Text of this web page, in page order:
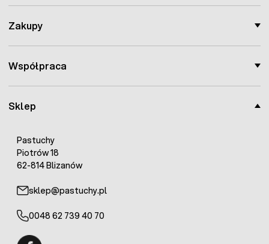
Sklep
Pastuchy
Piotrów 18
62-814 Blizanów
sklep@pastuchy.pl
0048 62 739 40 70
Zakupy
Współpraca